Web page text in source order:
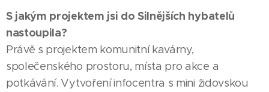
S jakým projektem jsi do Silnějších hybatelů
nastoupila?
Právě s projektem komunitní kavárny,
společenského prostoru, místa pro akce a
potkávání. Vytvoření infocentra s mini židovskou